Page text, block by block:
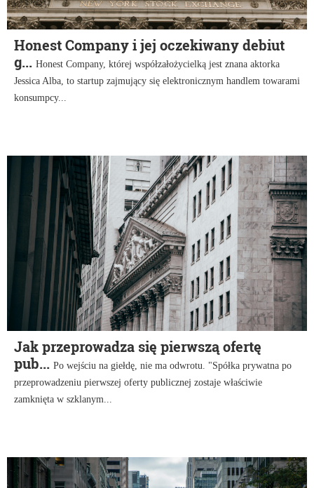
Honest Company i jej oczekiwany debiut
g... Honest Company, której współzałożycielką jest znana aktorka
Jessica Alba, to startup zajmujący się elektronicznym handlem towarami
konsumpcy...
Jak przeprowadza się pierwszą ofertę
pub... Po wejściu na giełdę, nie ma odwrotu. "Spółka prywatna po
przeprowadzeniu pierwszej oferty publicznej zostaje właściwie
zamknięta w szklanym...